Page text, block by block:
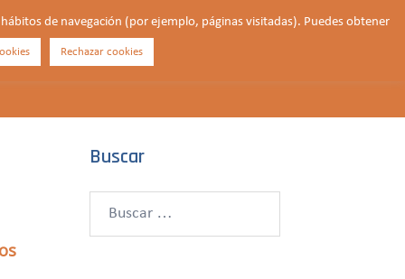
SOMOS?
Buscar
Buscar:
de navegación (por ejemplo, páginas visitadas). Puedes obtener
Rechazar cookies